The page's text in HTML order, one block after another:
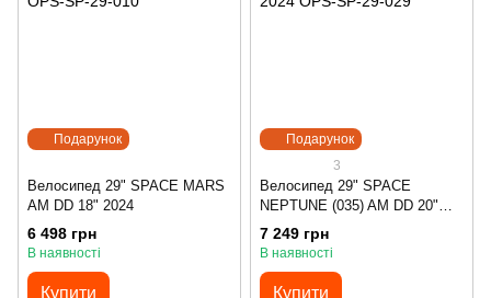
Подарунок
Велосипед 29" SPACE MARS
AM DD 18" 2024
6 498 грн
В наявності
Купити
Подарунок
3
Велосипед 29" SPACE
NEPTUNE (035) AM DD 20"
2024
7 249 грн
В наявності
Купити